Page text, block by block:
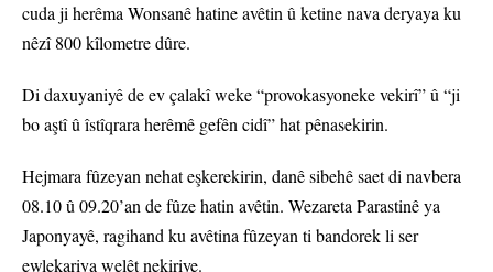
cuda ji herêma Wonsanê hatine avêtin û ketine nava deryaya ku
nêzî 800 kîlometre dûre.
Di daxuyaniyê de ev çalakî weke “provokasyoneke vekirî” û “ji
bo aştî û îstîqrara herêmê gefên cidî” hat pênasekirin.
Hejmara fûzeyan nehat eşkerekirin, danê sibehê saet di navbera
08.10 û 09.20’an de fûze hatin avêtin. Wezareta Parastinê ya
Japonyayê, ragihand ku avêtina fûzeyan ti bandorek li ser
ewlekariya welêt nekiriye.